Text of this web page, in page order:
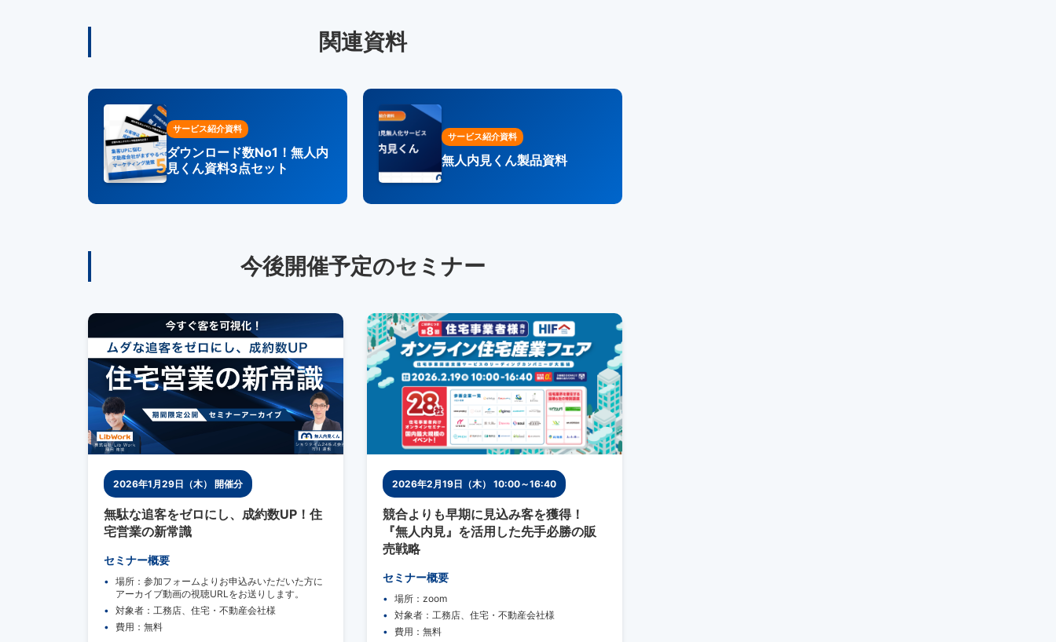
関連資料
サービス紹介資料
ダウンロード数No1！無人内
見くん資料3点セット
サービス紹介資料
無人内見くん製品資料
今後開催予定のセミナー
2026年1月29日（木） 開催分
無駄な追客をゼロにし、成約数UP！住
宅営業の新常識
セミナー概要
場所：参加フォームよりお申込みいただいた方に
アーカイブ動画の視聴URLをお送りします。
対象者：工務店、住宅・不動産会社様
費用：無料
2026年2月19日（木） 10:00～16:40
競合よりも早期に見込み客を獲得！
『無人内見』を活用した先手必勝の販
売戦略
セミナー概要
場所：zoom
対象者：工務店、住宅・不動産会社様
費用：無料